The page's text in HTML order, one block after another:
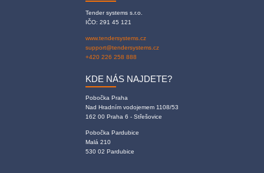
Tender systems s.r.o.
IČO: 291 45 121
www.tendersystems.cz
support@tendersystems.cz
+420 226 258 888
KDE NÁS NAJDETE?
Pobočka Praha
Nad Hradním vodojemem 1108/53
162 00 Praha 6 - Střešovice
Pobočka Pardubice
Malá 210
530 02 Pardubice